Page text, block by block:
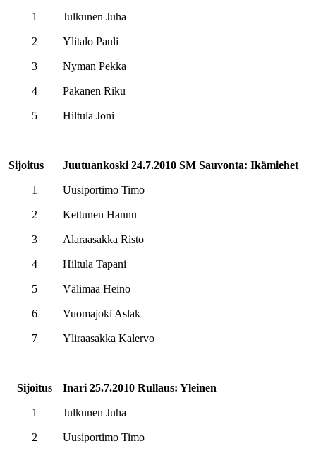
1 Julkunen Juha
2 Ylitalo Pauli
3 Nyman Pekka
4 Pakanen Riku
5 Hiltula Joni
Sijoitus Juutuankoski 24.7.2010 SM Sauvonta: Ikämiehet
1 Uusiportimo Timo
2 Kettunen Hannu
3 Alaraasakka Risto
4 Hiltula Tapani
5 Välimaa Heino
6 Vuomajoki Aslak
7 Yliraasakka Kalervo
Sijoitus Inari 25.7.2010 Rullaus: Yleinen
1 Julkunen Juha
2 Uusiportimo Timo